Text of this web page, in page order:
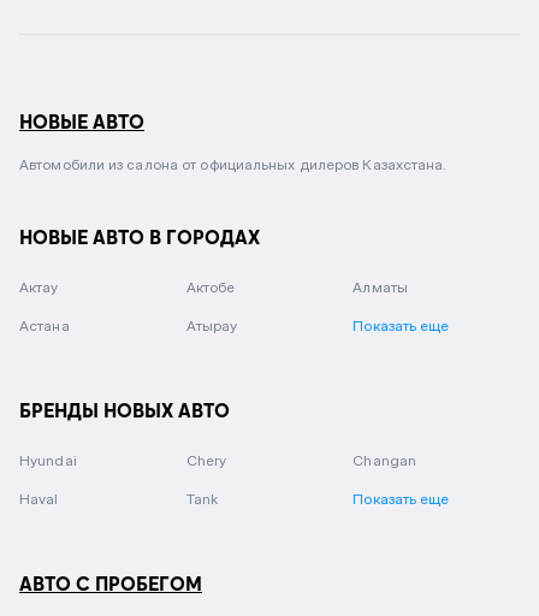
НОВЫЕ АВТО
Автомобили из салона от официальных дилеров Казахстана.
НОВЫЕ АВТО В ГОРОДАХ
Актау Актобе Алматы
Астана Атырау Показать еще
БРЕНДЫ НОВЫХ АВТО
Hyundai Chery Changan
Haval Tank Показать еще
АВТО С ПРОБЕГОМ